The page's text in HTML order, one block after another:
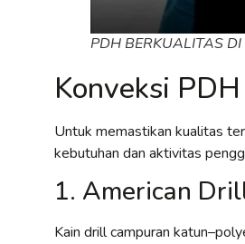
PDH BERKUALITAS
Konveksi
Untuk memastikan kualitas
kebutuhan dan aktivitas
1. American
Kain drill campuran